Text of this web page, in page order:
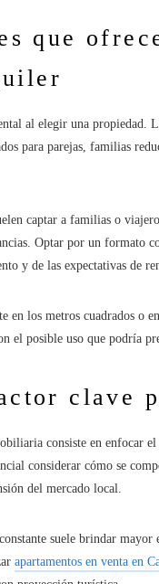
que
al elegir una propiedad.
para parejas, familias
captar a familias o
Optar por un formato
y de las expectativas de
en los metros cuadrados o
el posible uso que podría
clave
consiste en enfocar
considerar cómo se
del mercado local.
suele brindar
apartamentos en venta en